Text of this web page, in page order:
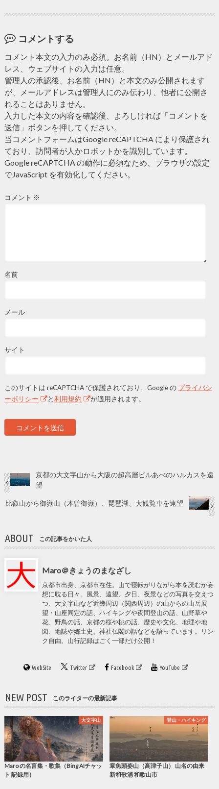
コメントする
コメント本文の入力のみ必須。お名前（HN）とメールアド
レス、ウェブサイトの入力は任意。
管理人の承認後、お名前（HN）と本文のみ公開されます
が、メールアドレスは管理人にのみ伝わり、他者に公開さ
れることはありません。
入力した本文の内容を確認後、よろしければ「コメントを
送信」ボタンを押してください。
当コメントフォームはGoogle reCAPTCHA により保護され
ており、訪問者が人かロボットかを識別しています。
Google reCAPTCHA の動作に必須なため、ブラウザの設定
でJavaScript を有効化してください。
コメント ※
名前
メール
サイト
このサイトは reCAPTCHA で保護されており、Google の プライバシ
ーポリシー
と利用規約 が適用されます。
京都の大文字山から大阪の超高層ビルあべのハルカスを遠
望
比叡山から御嶽山（木曽御嶽）、琵琶湖、大観覧車を遠望
ABOUT この記事をかいた人
Maro＠きょうのまなざし
京都市出身、京都市在住。山で寝転がりながら本を読むか妄
想に耽る日々。風景、遠望、夕日、夜景などの写真を交えつ
つ、大文字山など近畿周辺（関西周辺）の山からの山岳展
望・山座同定の話、ハイキングや夜間登山の話、山野草や
花、野鳥の話、京都の桜や桃の話、歴史や文化、地理や地
図、地誌や郷土史、神社仏閣の話などを語っています。リン
ク自由。山行記録はごく一部だけ公開！
WebSite Twitter Facebook YouTube
NEW POST このライターの最新記事
大文字山
Maro の名言集・歌集（Bing AIチャッ
ト 記録用）
登山・ハイキング
章魚頭姿山（高津子山） 山名の由来
新和歌浦 和歌山市